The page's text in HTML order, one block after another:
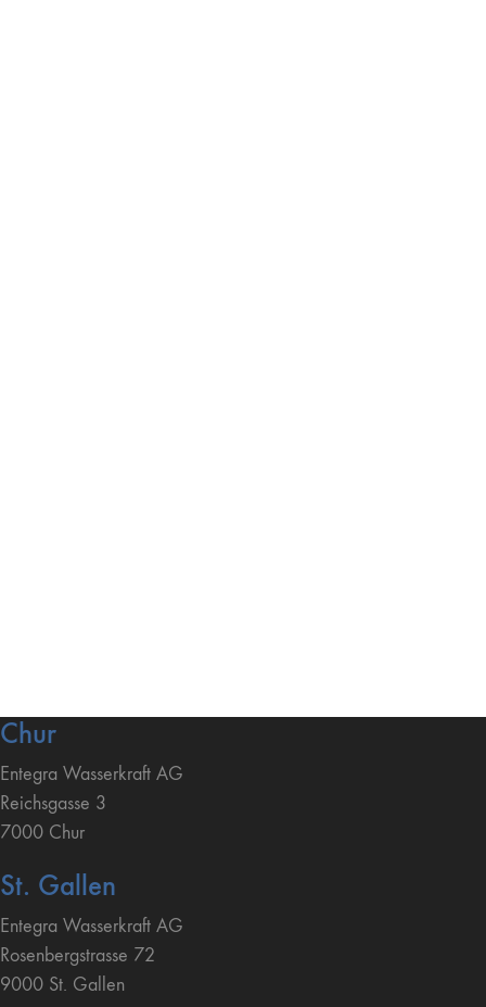
Chur
Entegra Wasserkraft AG
Reichsgasse 3
7000 Chur
St. Gallen
Entegra Wasserkraft AG
Rosenbergstrasse 72
9000 St. Gallen